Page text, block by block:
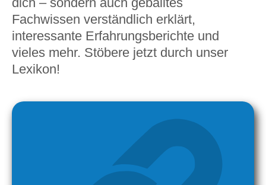
Fachwissen verständlich erklärt,
interessante Erfahrungsberichte und
vieles mehr. Stöbere jetzt durch unser
Lexikon!